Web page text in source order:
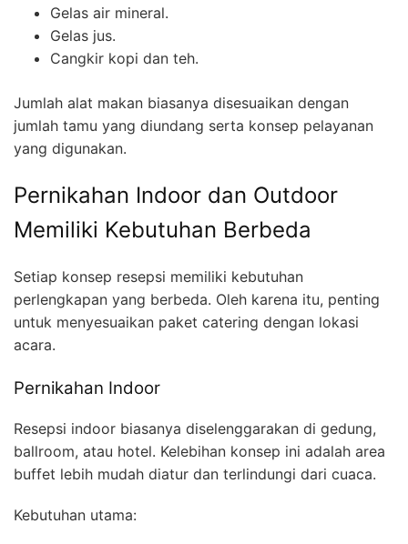
Gelas air mineral.
Gelas jus.
Cangkir kopi dan teh.
Jumlah alat makan biasanya disesuaikan dengan
jumlah tamu yang diundang serta konsep pelayanan
yang digunakan.
Pernikahan Indoor dan Outdoor
Memiliki Kebutuhan Berbeda
Setiap konsep resepsi memiliki kebutuhan
perlengkapan yang berbeda. Oleh karena itu, penting
untuk menyesuaikan paket catering dengan lokasi
acara.
Pernikahan Indoor
Resepsi indoor biasanya diselenggarakan di gedung,
ballroom, atau hotel. Kelebihan konsep ini adalah area
buffet lebih mudah diatur dan terlindungi dari cuaca.
Kebutuhan utama: